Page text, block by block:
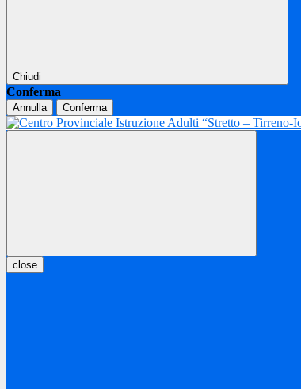
Chiudi
Conferma
Annulla Conferma
close